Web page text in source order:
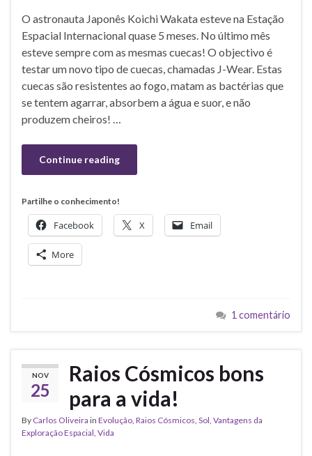
O astronauta Japonês Koichi Wakata esteve na Estação
Espacial Internacional quase 5 meses. No último mês
esteve sempre com as mesmas cuecas! O objectivo é
testar um novo tipo de cuecas, chamadas J-Wear. Estas
cuecas são resistentes ao fogo, matam as bactérias que
se tentem agarrar, absorbem a água e suor, e não
produzem cheiros! …
Continue reading
Partilhe o conhecimento!
Facebook X Email
More
1 comentário
NOV
25
Raios Cósmicos bons
para a vida!
By Carlos Oliveira in Evolução, Raios Cósmicos, Sol, Vantagens da
Exploração Espacial, Vida